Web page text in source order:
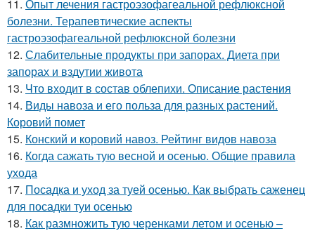
11. Опыт лечения гастроэзофагеальной рефлюксной
болезни. Терапевтические аспекты
гастроэзофагеальной рефлюксной болезни
12. Слабительные продукты при запорах. Диета при
запорах и вздутии живота
13. Что входит в состав облепихи. Описание растения
14. Виды навоза и его польза для разных растений.
Коровий помет
15. Конский и коровий навоз. Рейтинг видов навоза
16. Когда сажать тую весной и осенью. Общие правила
ухода
17. Посадка и уход за туей осенью. Как выбрать саженец
для посадки туи осенью
18. Как размножить тую черенками летом и осенью –